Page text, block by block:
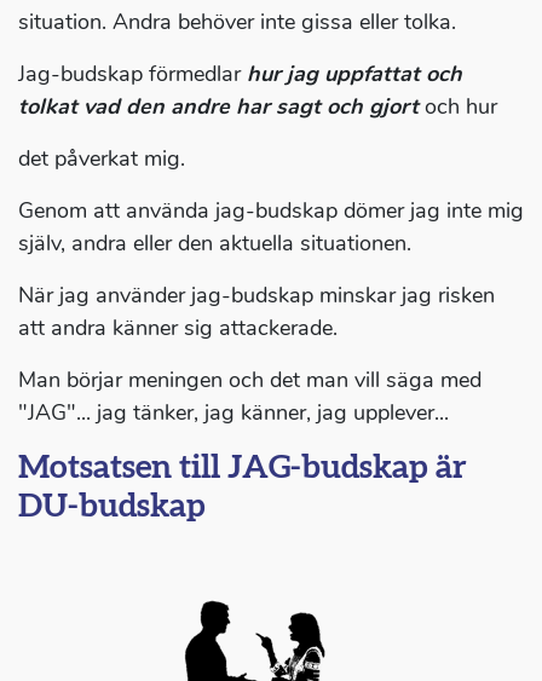
situation. Andra behöver inte gissa eller tolka.
Jag-budskap förmedlar hur jag uppfattat och
tolkat vad den andre har sagt och gjortoch hur
det påverkat mig.
Genom att använda jag-budskap dömer jag inte mig
själv, andra eller den aktuella situationen.
När jag använder jag-budskap minskar jag risken
att andra känner sig attackerade.
Man börjar meningen och det man vill säga med
"JAG"... jag tänker, jag känner, jag upplever...
Motsatsen till JAG-budskap är
DU-budskap